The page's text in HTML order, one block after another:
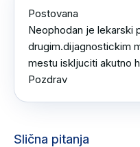
Postovana
Neophodan je lekarski
drugim.dijagnostickim
mestu iskljuciti akutno
Pozdrav
Slična pitanja